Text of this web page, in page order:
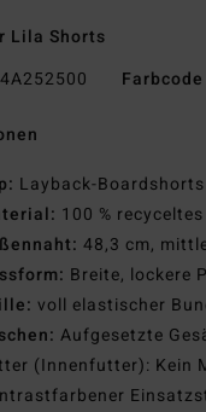
Lila Shorts
Farbcode
Layback-Boardshorts
100 %
48,3 cm,
Breite, lockere
voll elastischer
Aufgesetzte
(Innenfutter): Kein